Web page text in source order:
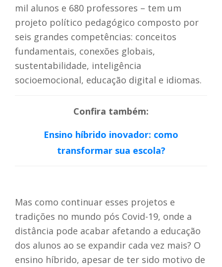
mil alunos e 680 professores – tem um
projeto político pedagógico composto por
seis grandes competências: conceitos
fundamentais, conexões globais,
sustentabilidade, inteligência
socioemocional, educação digital e idiomas.
Confira também:
Ensino híbrido inovador: como
transformar sua escola?
Mas como continuar esses projetos e
tradições no mundo pós Covid-19, onde a
distância pode acabar afetando a educação
dos alunos ao se expandir cada vez mais? O
ensino híbrido, apesar de ter sido motivo de